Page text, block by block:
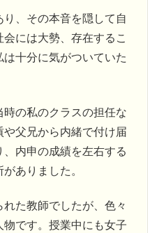
り、その本音を隠して自
には大勢、存在するこ
十分に気がついていた
の私のクラスの担任な
父兄から内緒で付け届
内申の成績を左右する
ありました。
た教師でしたが、色々
です。授業中にも女子